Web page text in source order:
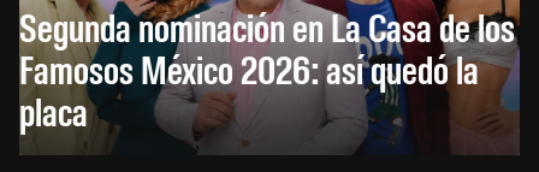
Segunda nominación en La Casa de los
Famosos México 2026: así quedó la
placa